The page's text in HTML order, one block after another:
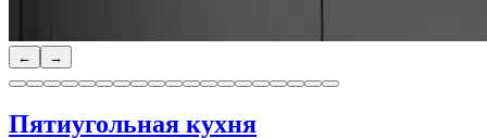
← →
Пятиугольная кухня